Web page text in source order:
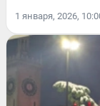
1 января, 2026,